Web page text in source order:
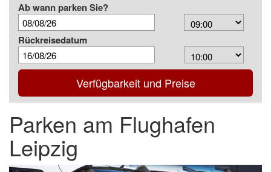
Ab wann parken Sie?
Arrival
Time
Rückreisedatum
Depart
Time
Verfügbarkeit und Preise
Parken am Flughafen
Leipzig